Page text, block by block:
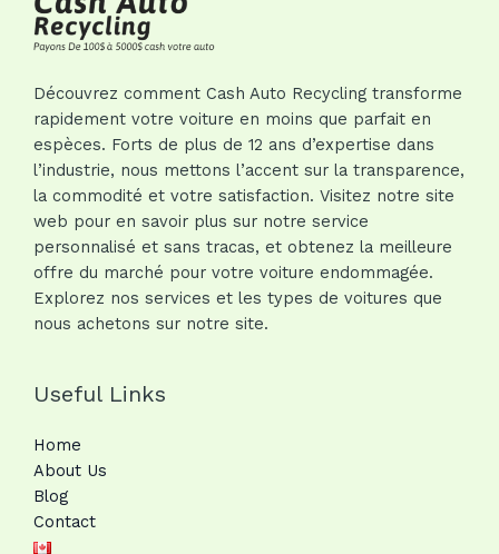
Découvrez comment Cash Auto Recycling transforme
rapidement votre voiture en moins que parfait en
espèces. Forts de plus de 12 ans d’expertise dans
l’industrie, nous mettons l’accent sur la transparence,
la commodité et votre satisfaction. Visitez notre site
web pour en savoir plus sur notre service
personnalisé et sans tracas, et obtenez la meilleure
offre du marché pour votre voiture endommagée.
Explorez nos services et les types de voitures que
nous achetons sur notre site.
Useful Links
Home
About Us
Blog
Contact